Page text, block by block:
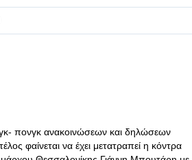
πονγκ ανακοινώσεων και δηλώσεων
φαίνεται να έχει μετατραπεί η κόντρα